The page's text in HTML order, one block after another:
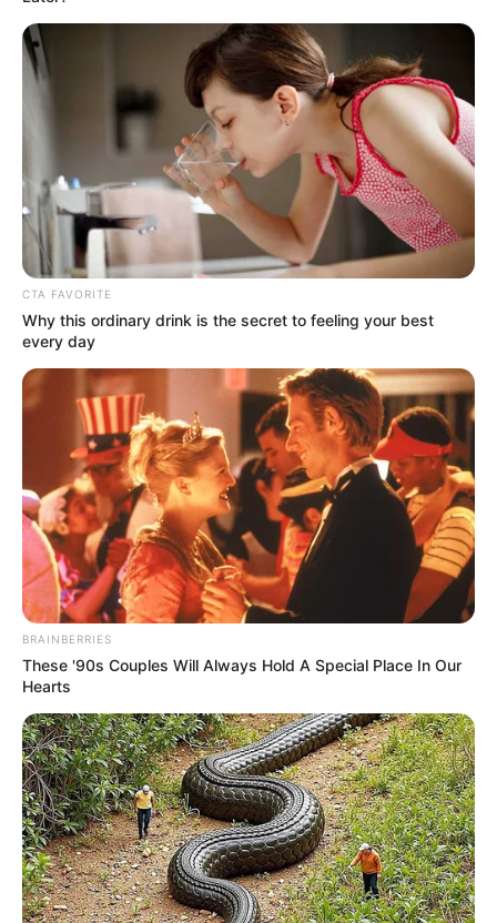
-ad9
Fonte: JASB com informações do STF.
Edição Geral: JASB.
Encaminhamento de denúncia ao JASB: Acesse aqui.
Publicação:JASB - Jornal dos Agentes de Saúde do Brasil -
www.jasb.com.br.
O jornalismo do JASB.com.br precisa de você para continuar
marcando ponto na vida dos ACS e ACE.Compartilhe as nossas
notícias em suas redes sociais!
CTA FAVORITE
Why this ordinary drink is the secret to feeling your best
every day
BRAINBERRIES
These '90s Couples Will Always Hold A Special Place In Our
Hearts